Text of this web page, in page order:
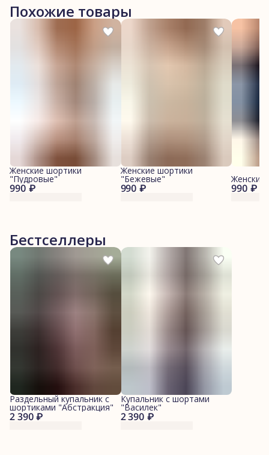
Похожие товары
990 ₽
Женские шортики
"Пудровые"
990 ₽
Женские шортики
"Бежевые"
990 ₽
Женские
Бестселлеры
2 390 ₽
Раздельный купальник с
шортиками "Абстракция"
2 390 ₽
Купальник с шортами
"Василек"